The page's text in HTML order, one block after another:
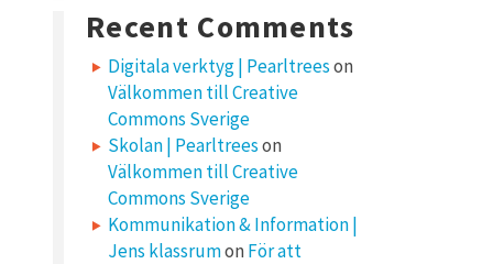
Recent Comments
Digitala verktyg | Pearltreeson
Välkommen till Creative
Commons Sverige
Skolan | Pearltreeson
Välkommen till Creative
Commons Sverige
Kommunikation & Information |
Jens klassrumon För att